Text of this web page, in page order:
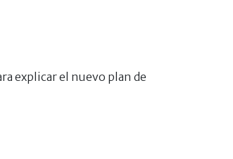
explicar el nuevo plan de